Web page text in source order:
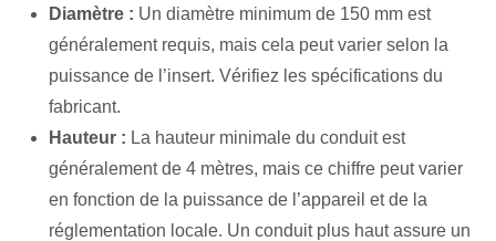
Diamètre : Un diamètre minimum de 150 mm est
généralement requis, mais cela peut varier selon la
puissance de l’insert. Vérifiez les spécifications du
fabricant.
Hauteur : La hauteur minimale du conduit est
généralement de 4 mètres, mais ce chiffre peut varier
en fonction de la puissance de l’appareil et de la
réglementation locale. Un conduit plus haut assure un